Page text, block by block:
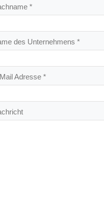
*
des Unternehmens *
Adresse *